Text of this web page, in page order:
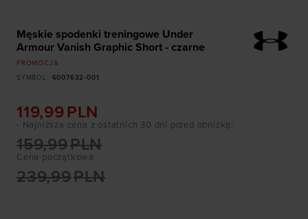
Męskie spodenki treningowe Under
Armour Vanish Graphic Short - czarne
PROMOCJA
SYMBOL
6007632-001
119,99 PLN
Cena początkowa
239,99PLN
159,99PLN
- Najniższa cena z ostatnich 30 dni przed obniżką: